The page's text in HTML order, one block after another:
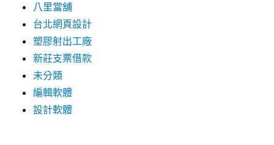
八里當舖
台北網頁設計
塑膠射出工廠
新莊支票借款
未分類
編輯軟體
設計軟體